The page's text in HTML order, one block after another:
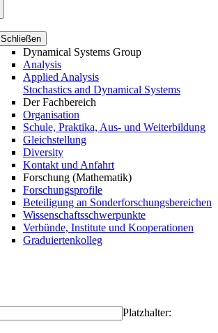
Schließen
Dynamical Systems Group
Analysis
Applied Analysis
Stochastics and Dynamical Systems
Der Fachbereich
Organisation
Schule, Praktika, Aus- und Weiterbildung
Gleichstellung
Diversity
Kontakt und Anfahrt
Forschung (Mathematik)
Forschungsprofile
Beteiligung an Sonderforschungsbereichen
Wissenschaftsschwerpunkte
Verbünde, Institute und Kooperationen
Graduiertenkolleg
Platzhalter: